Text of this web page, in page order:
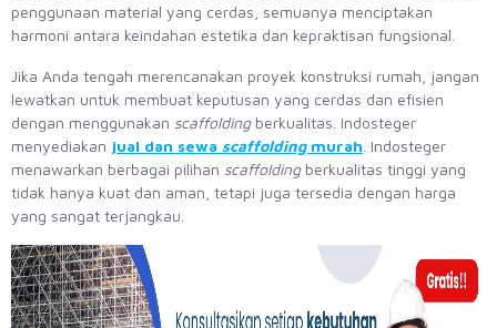
penggunaan material yang cerdas, semuanya menciptakan
harmoni antara keindahan estetika dan kepraktisan fungsional.
Jika Anda tengah merencanakan proyek konstruksi rumah, jangan
lewatkan untuk membuat keputusan yang cerdas dan efisien
dengan menggunakan scaffolding berkualitas. Indosteger
menyediakan jual dan sewa scaffolding murah . Indosteger
menawarkan berbagai pilihan scaffolding berkualitas tinggi yang
tidak hanya kuat dan aman, tetapi juga tersedia dengan harga
yang sangat terjangkau.